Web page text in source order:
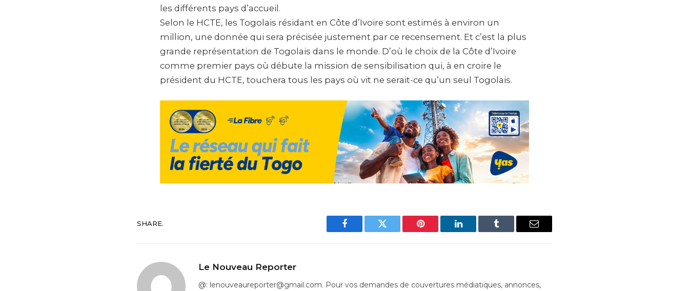
les différents pays d’accueil.
Selon le HCTE, les Togolais résidant en Côte d’Ivoire sont estimés à environ un
million, une donnée qui sera précisée justement par ce recensement. Et c’est la plus
grande représentation de Togolais dans le monde. D’où le choix de la Côte d’Ivoire
comme premier pays où débute la mission de sensibilisation qui, à en croire le
président du HCTE, touchera tous les pays où vit ne serait-ce qu’un seul Togolais.
SHARE.
Facebook Twitter Pinterest LinkedIn Tumblr Email
Le Nouveau Reporter
@: lenouveaureporter@gmail.com. Pour vos demandes de couvertures médiatiques, annonces,